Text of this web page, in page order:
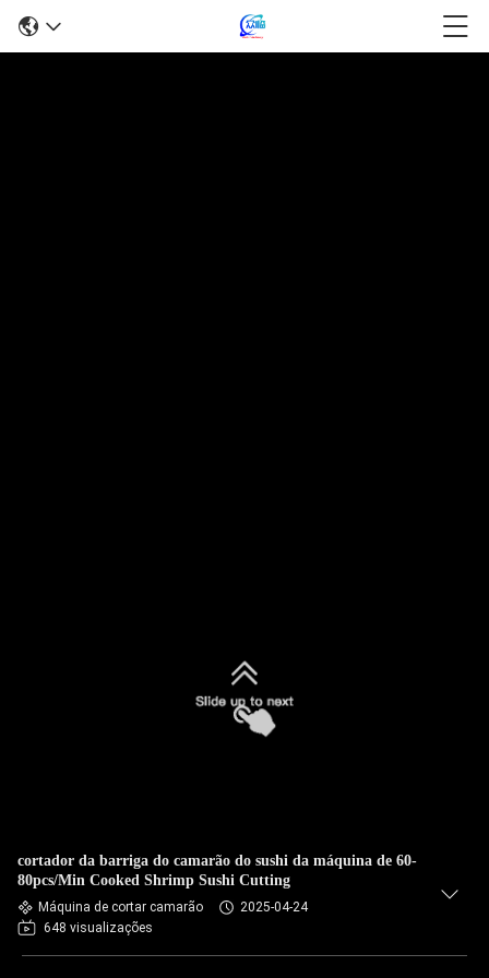
cortador da barriga do camarão do sushi da máquina de 60-
80pcs/Min Cooked Shrimp Sushi Cutting
Máquina de cortar camarão
2025-04-24
648 visualizações